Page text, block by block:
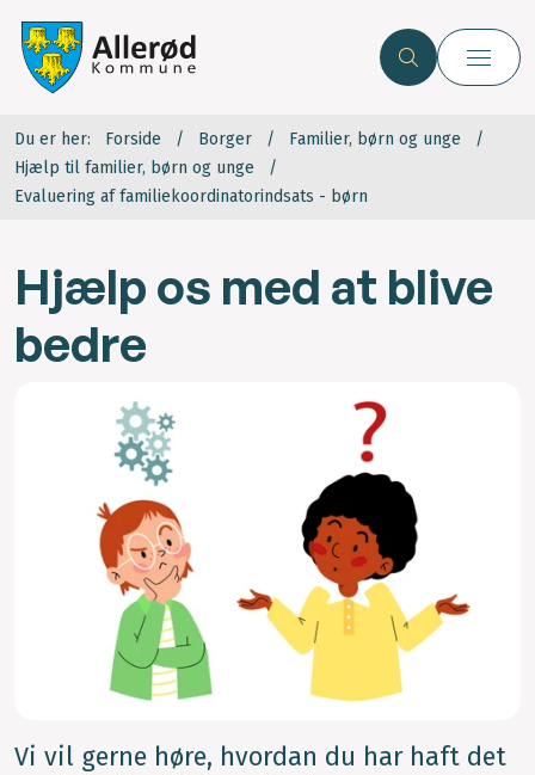
Du er her: Forside Borger
Familier, børn og unge
Hjælp til familier, børn og unge
Evaluering af familiekoordinatorindsats - børn
Hjælp os med at blive
bedre
Vi vil gerne høre, hvordan du har haft det